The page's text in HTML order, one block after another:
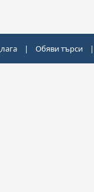
| Обяви търси |